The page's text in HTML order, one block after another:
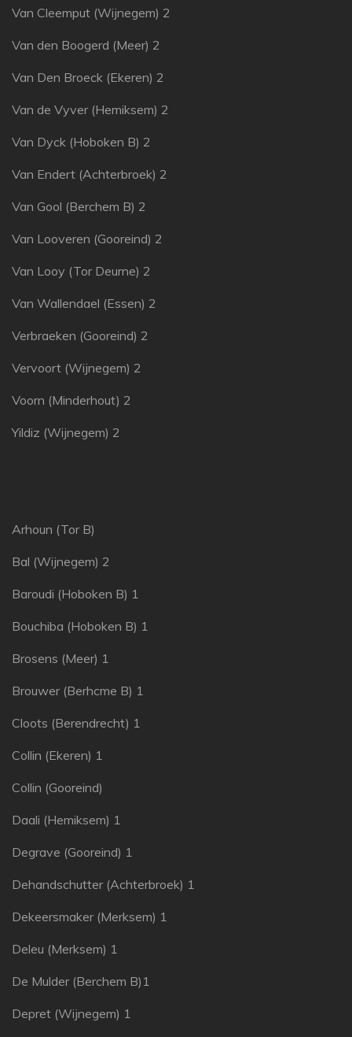
Van Cleemput (Wijnegem) 2
Van den Boogerd (Meer) 2
Van Den Broeck (Ekeren) 2
Van de Vyver (Hemiksem) 2
Van Dyck (Hoboken B) 2
Van Endert (Achterbroek) 2
Van Gool (Berchem B) 2
Van Looveren (Gooreind) 2
Van Looy (Tor Deurne) 2
Van Wallendael (Essen) 2
Verbraeken (Gooreind) 2
Vervoort (Wijnegem) 2
Voorn (Minderhout) 2
Yildiz (Wijnegem) 2
Arhoun (Tor B)
Bal (Wijnegem) 2
Baroudi (Hoboken B) 1
Bouchiba (Hoboken B) 1
Brosens (Meer) 1
Brouwer (Berhcme B) 1
Cloots (Berendrecht) 1
Collin (Ekeren) 1
Collin (Gooreind)
Daali (Hemiksem) 1
Degrave (Gooreind) 1
Dehandschutter (Achterbroek) 1
Dekeersmaker (Merksem) 1
Deleu (Merksem) 1
De Mulder (Berchem B)1
Depret (Wijnegem) 1